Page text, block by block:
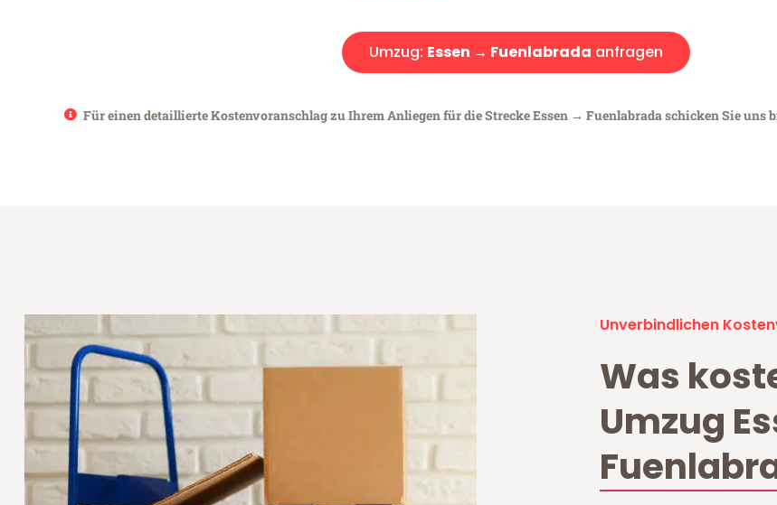
Umzug: Essen → Fuenlabrada anfragen
Für einen detaillierte Kostenvoranschlag zu Ihrem Anliegen für die Strecke Essen → Fuenlabrada schicken Sie uns
Unverbindlichen
Was
Umzug